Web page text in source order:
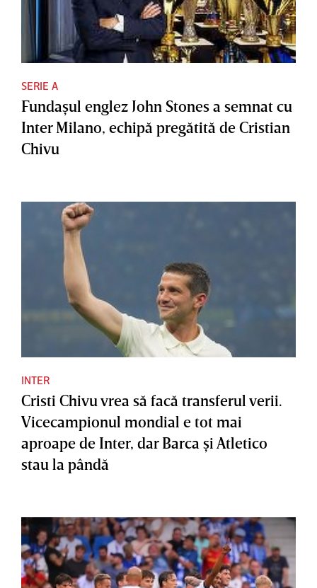
SERIE A
Fundaşul englez John Stones a semnat cu
Inter Milano, echipă pregătită de Cristian
Chivu
INTER
Cristi Chivu vrea să facă transferul verii.
Vicecampionul mondial e tot mai
aproape de Inter, dar Barca şi Atletico
stau la pândă